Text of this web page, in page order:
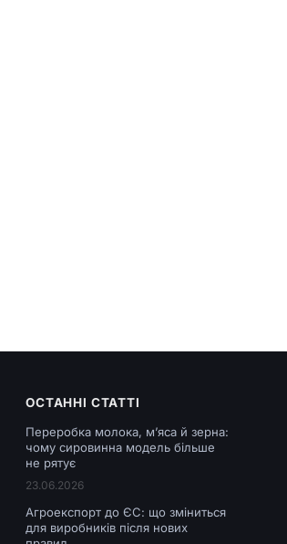
ОСТАННІ СТАТТІ
Переробка молока, м’яса й зерна:
чому сировинна модель більше
не рятує
23.06.2026
Агроекспорт до ЄС: що зміниться
для виробників після нових